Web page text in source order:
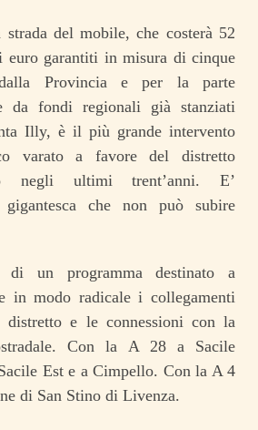
strada del mobile, che costerà 52
garantiti in misura di cinque
Provincia e per la parte
da fondi regionali già stanziati
Illy, è il più grande intervento
varato a favore del distretto
negli ultimi trent’anni. E’
gigantesca che non può subire
di un programma destinato a
in modo radicale i collegamenti
distretto e le connessioni con la
Con la A 28 a Sacile
Est e a Cimpello. Con la A 4
di San Stino di Livenza.